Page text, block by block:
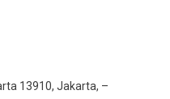
13910, Jakarta, –